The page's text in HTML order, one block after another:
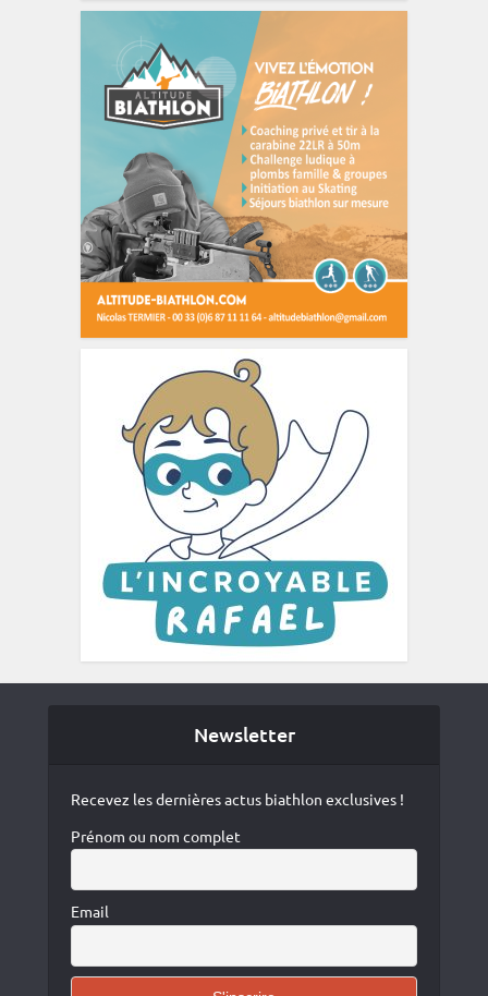
Newsletter
Recevez les dernières actus biathlon exclusives !
Prénom ou nom complet
Email